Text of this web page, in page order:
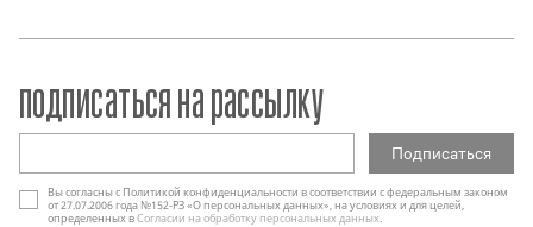
подписаться на рассылку
Вы согласны с Политикой конфиденциальности в соответствии с федеральным законом
от 27.07.2006 года №152-РЗ «О персональных данных», на условиях и для целей,
определенных вСогласии на обработку персональных данных.